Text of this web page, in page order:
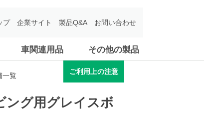
車関連用品 その他の製品
プ 企業サイト 製品Q&A お問い合わせ
一覧
ご利用上の注意
ング用グレイスボ